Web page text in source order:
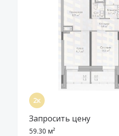
Запросить цену
59.30 м²